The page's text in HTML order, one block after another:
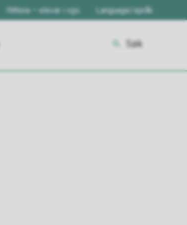
INNsia – elevar i vgs Language/språk
Søk